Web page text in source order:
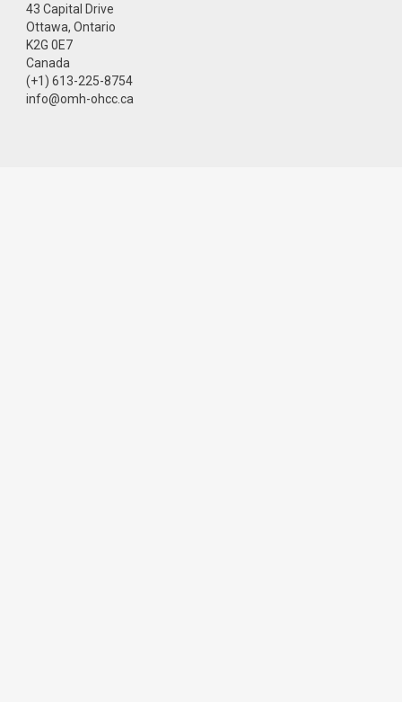
43 Capital Drive
Ottawa, Ontario
K2G 0E7
Canada
(+1) 613-225-8754
info@omh-ohcc.ca